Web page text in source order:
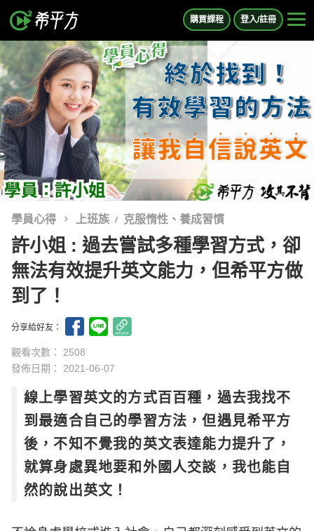
購買課程 登入/註冊
學員心得 上班族 克服惰性、養成習慣
許小姐 : 過去嘗試多種學習方式，卻
無法有效提升英文能力，但希平方做
到了！
分享給好友：
觀看次數： 2508
發佈日期： 2021-06-07
線上學習英文的方式百百種，過去我找不
到最適合自己的學習方法，但遇見希平方
後，不知不覺我的英文表達能力提升了，
就算身處異地要和外國人交談，我也能自
然的說出英文！